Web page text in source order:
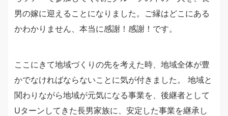
男の嫁に迎えることになりました。ご縁はどこにある
かわかりません、本当に感謝！感謝！です。
ここにきて地域づくりの先を考えた時、地域全体が豊
かでなければならないことに気が付きました。 地域と
関わりながら地域が元気になる事業を、後継者として
Uターンしてきた長男家族に、安定した事業を継承し